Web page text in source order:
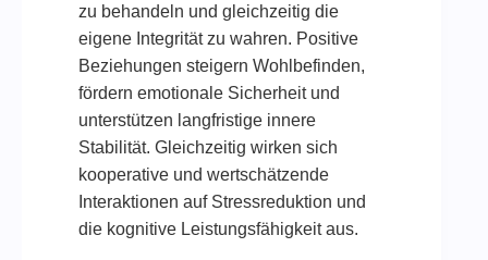
zu behandeln und gleichzeitig die
eigene Integrität zu wahren. Positive
Beziehungen steigern Wohlbefinden,
fördern emotionale Sicherheit und
unterstützen langfristige innere
Stabilität. Gleichzeitig wirken sich
kooperative und wertschätzende
Interaktionen auf Stressreduktion und
die kognitive Leistungsfähigkeit aus.